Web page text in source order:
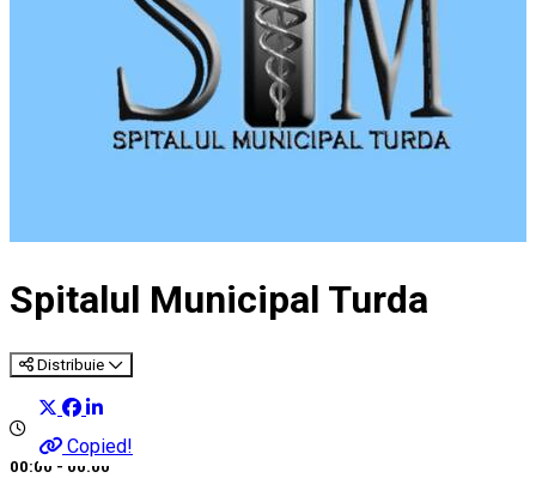
Spitalul Municipal Turda
Distribuie
Copied!
00:00 - 00:00